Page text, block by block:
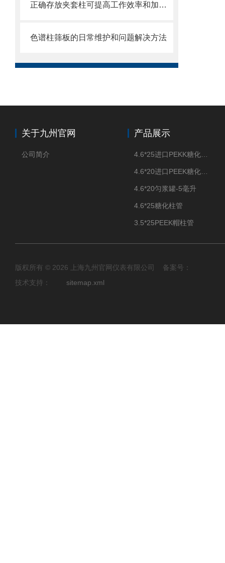
正确存放夹套柱可提高工作效率和加工质量
色谱柱筛板的日常维护和问题解决方法
关于九州官网
公司简介
产品展示
4.6*20匀浆罐-5毫升
4.6*25糖化柱管
3.5*25PEEK帽柱管
版权所有 © 2026 上海九州官网仪表有限公司 备案号：
技术支持： sitemap.xml